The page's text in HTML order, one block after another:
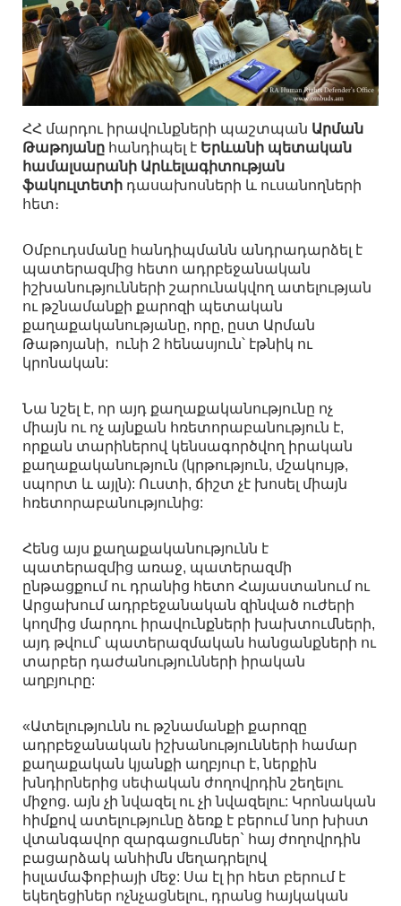
ՀՀ մարդու իրավունքների պաշտպան Արման
Թաթոյանը հանդիպել է Երևանի պետական
համալսարանի Արևելագիտության
ֆակուլտետի դասախոսների և ուսանողների
հետ։
Օմբուդսմանը հանդիպմանն անդրադարձել է
պատերազմից հետո ադրբեջանական
իշխանությունների շարունակվող ատելության
ու թշնամանքի քարոզի պետական
քաղաքականությանը, որը, ըստ Արման
Թաթոյանի, ունի 2 հենասյուն՝ էթնիկ ու
կրոնական:
Նա նշել է, որ այդ քաղաքականությունը ոչ
միայն ու ոչ այնքան հռետորաբանություն է,
որքան տարիներով կենսագործվող իրական
քաղաքականություն (կրթություն, մշակույթ,
սպորտ և այլն): Ուստի, ճիշտ չէ խոսել միայն
հռետորաբանությունից:
Հենց այս քաղաքականությունն է
պատերազմից առաջ, պատերազմի
ընթացքում ու դրանից հետո Հայաստանում ու
Արցախում ադրբեջանական զինված ուժերի
կողմից մարդու իրավունքների խախտումների,
այդ թվում՝ պատերազմական հանցանքների ու
տարբեր դաժանությունների իրական
աղբյուրը:
«Ատելությունն ու թշնամանքի քարոզը
ադրբեջանական իշխանությունների համար
քաղաքական կյանքի աղբյուր է, ներքին
խնդիրներից սեփական ժողովրդին շեղելու
միջոց. այն չի նվազել ու չի նվազելու: Կրոնական
հիմքով ատելությունը ձեռք է բերում նոր խիստ
վտանգավոր զարգացումներ` հայ ժողովրդին
բացարձակ անհիմն մեղադրելով
իսլամաֆոբիայի մեջ: Սա էլ իր հետ բերում է
եկեղեցիներ ոչնչացնելու, դրանց հայկական